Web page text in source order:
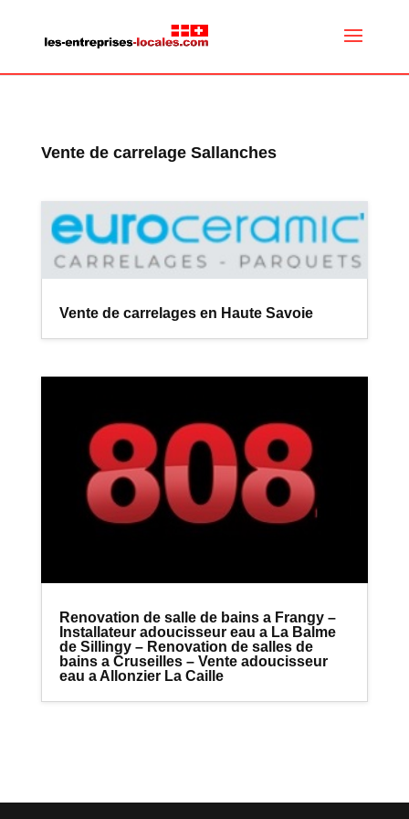
Vente de carrelage Sallanches
Vente de carrelages en Haute Savoie
Renovation de salle de bains a Frangy –
Installateur adoucisseur eau a La Balme
de Sillingy – Renovation de salles de
bains a Cruseilles – Vente adoucisseur
eau a Allonzier La Caille